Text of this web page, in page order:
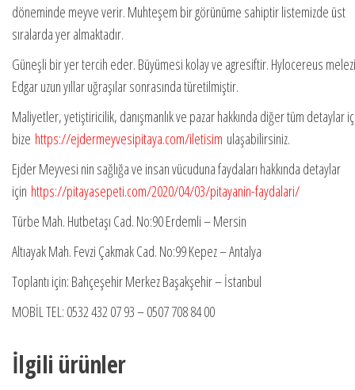
döneminde meyve verir. Muhteşem bir görünüme sahiptir listemizde üst
sıralarda yer almaktadır.
Güneşli bir yer tercih eder. Büyümesi kolay ve agresiftir. Hylocereus
Edgar uzun yıllar uğraşılar sonrasında türetilmiştir.
Maliyetler, yetiştiricilik, danışmanlık ve pazar hakkında diğer tüm detaylar
bize https://ejdermeyvesipitaya.com/iletisim ulaşabilirsiniz.
Ejder Meyvesi nin sağlığa ve insan vücuduna faydaları hakkında detaylar
için https://pitayasepeti.com/2020/04/03/pitayanin-faydalari/
Türbe Mah. Hutbetaşı Cad. No:90 Erdemli – Mersin
Altıayak Mah. Fevzi Çakmak Cad. No:99 Kepez – Antalya
Toplantı için: Bahçeşehir Merkez Başakşehir – İstanbul
MOBİL TEL: 0532 432 07 93 – 0507 708 84 00
İlgili ürünler